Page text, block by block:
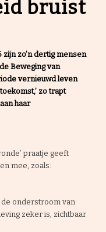
bruist
zijn zo’n dertig mensen
Beweging van
vernieuwd leven
zo trapt
haar
praatje geeft
mee, zoals:
onderstroom van
zeker is, zichtbaar